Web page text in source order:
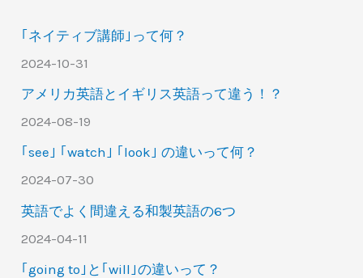
｢ネイティブ講師｣って何？
2024-10-31
アメリカ英語とイギリス英語って違う！？
2024-08-19
｢see｣ ｢watch｣ ｢look｣ の違いって何？
2024-07-30
英語でよく間違える和製英語の6つ
2024-04-11
｢going to｣と｢will｣の違いって？